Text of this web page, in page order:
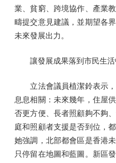
業、貧窮、跨境協作、產業
疇提交意見建議，並期望各
未來發展出力。
讓發展成果落到市民生活
立法會議員植潔鈴表示，
息息相關：未來幾年，住屋
否更方便、長者照顧夠不夠
庭和照顧者支援是否到位，
她強調，北部都會區是香港
只停留在地圖和藍圖。新區